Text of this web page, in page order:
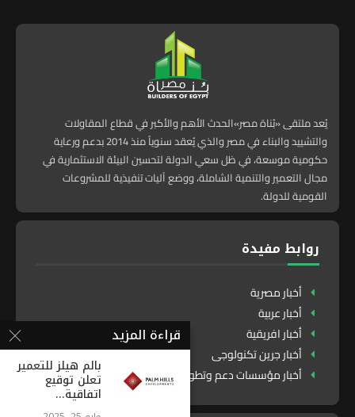
يُعد ملتقى «بُناة مصر»الحدث الأهم والأكبر في قطاع المقاولات
والتشييد والبناء في مصر والذي يُعقد سنوياً منذ 2014 بدعم ورعاية
حكومية موسعة، في ظل سعي الدولة لتحسين البيئة الاستثمارية في
مجال التعمير والتنمية الشاملة، ووضع آليات تنفيذية للمشروعات
القومية للدولة.
روابط مفيدة
أخبار مصرية
أخبار عربية
أخبار افريقية
أخبار جرين تكنولوجى
أخبار مؤسسات دعم وتطوير
قراءة المزيد
بالم هيلز للتعمير
تعلن توقيع
اتفاقية...